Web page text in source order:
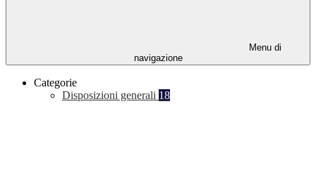
Menu di
navigazione
Categorie
Disposizioni generali 18